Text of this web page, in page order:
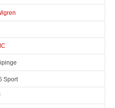
Sport